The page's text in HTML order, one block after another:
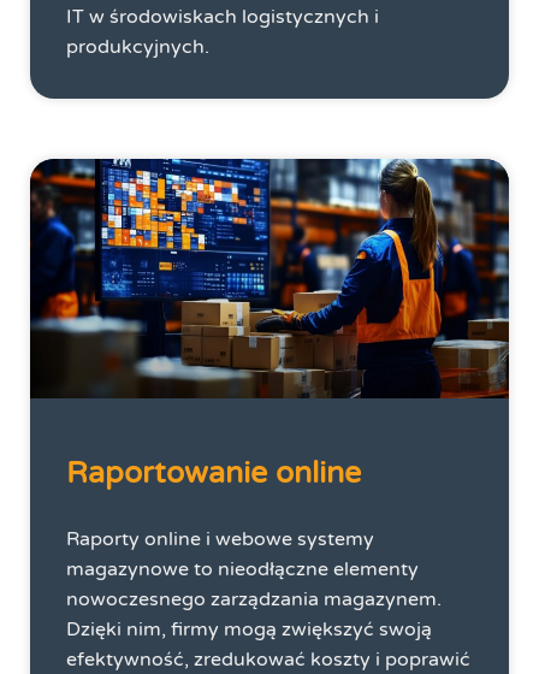
IT w środowiskach logistycznych i
produkcyjnych.
Raportowanie online
Raporty online i webowe systemy
magazynowe to nieodłączne elementy
nowoczesnego zarządzania magazynem.
Dzięki nim, firmy mogą zwiększyć swoją
efektywność, zredukować koszty i poprawić